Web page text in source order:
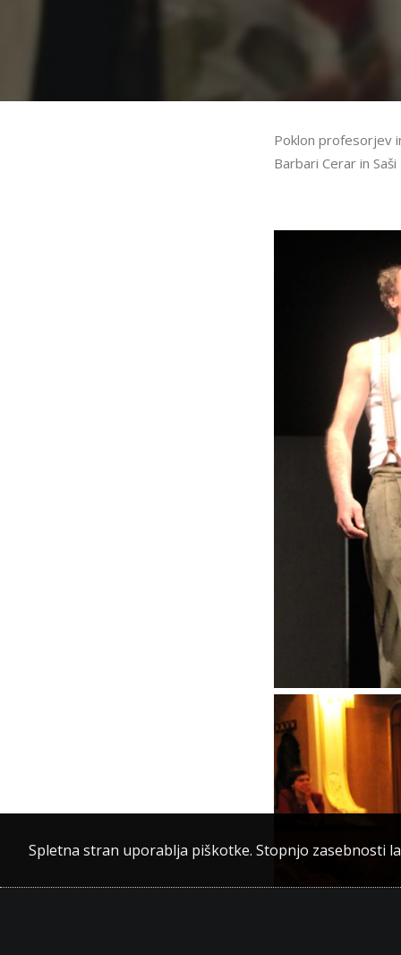
Spletna stran uporablja piškotke. Stopnjo zasebnosti
Poklon profesorjev
Barbari Cerar in Saši